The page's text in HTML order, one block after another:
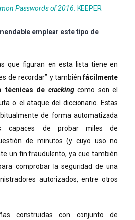
Passwords of 2016. KEEPER
emplear este tipo de
que figuran en esta lista tiene en
de recordar” y tambiénfácilmente
técnicas de crackingcomo son el
o el ataque del diccionario. Estas
de forma automatizada
capaces de probar miles de
de minutos (y cuyo uso no
un fin fraudulento, ya que también
comprobar la seguridad de una
autorizados, entre otros
construidas con conjunto de